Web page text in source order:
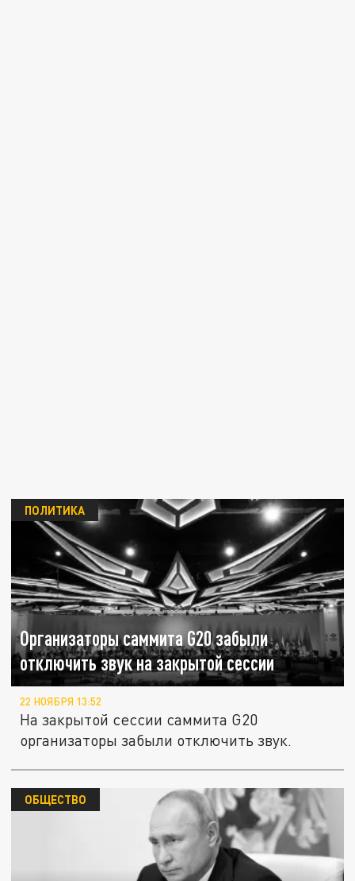
Организаторы саммита G20 забыли
отключить звук на закрытой сессии
ПОЛИТИКА
22 НОЯБРЯ 13:52
На закрытой сессии саммита G20
организаторы забыли отключить звук.
ОБЩЕСТВО